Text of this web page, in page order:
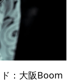
：大阪Boom